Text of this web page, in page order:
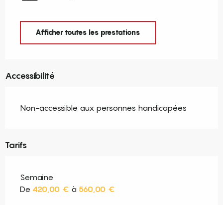
Afficher toutes les prestations
Accessibilité
Non-accessible aux personnes handicapées
Tarifs
Semaine
De 420,00 € à 560,00 €